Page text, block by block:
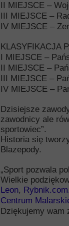
II MIEJSCE –
III MIEJSCE –
IV MIEJSCE –
KLASYFIKACJA
I MIEJSCE –
II MIEJSCE –
III MIEJSCE –
IV MIEJSCE –
Dzisiejsze
zawodnicy ale
sportowiec”.
Historia się
Blazepody.
„Sport pozwala
Wielkie
Leon,
Centrum
Dziękujemy wam